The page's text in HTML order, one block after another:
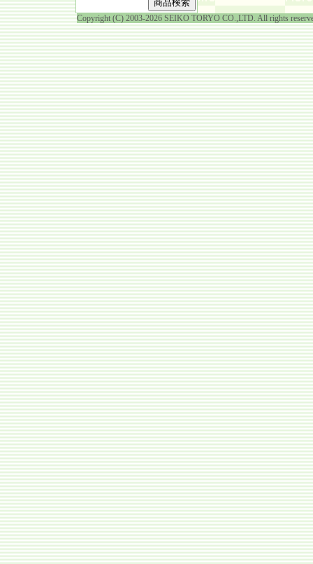
Copyright (C) 2003-2026 SEIKO TORYO CO.,LTD. All rights